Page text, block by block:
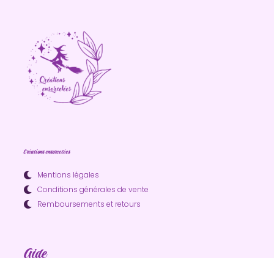
Créations ensorcelées
Mentions légales
Conditions générales de vente
Remboursements et retours